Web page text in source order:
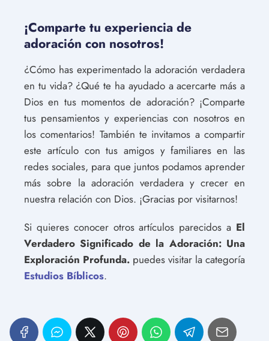
¡Comparte tu experiencia de
adoración con nosotros!
¿Cómo has experimentado la adoración verdadera
en tu vida? ¿Qué te ha ayudado a acercarte más a
Dios en tus momentos de adoración? ¡Comparte
tus pensamientos y experiencias con nosotros en
los comentarios! También te invitamos a compartir
este artículo con tus amigos y familiares en las
redes sociales, para que juntos podamos aprender
más sobre la adoración verdadera y crecer en
nuestra relación con Dios. ¡Gracias por visitarnos!
Si quieres conocer otros artículos parecidos a El
Verdadero Significado de la Adoración: Una
Exploración Profunda. puedes visitar la categoría
Estudios Bíblicos.